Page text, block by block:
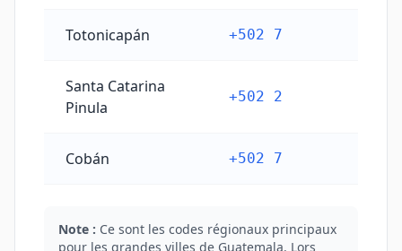
Totonicapán +502 7
Santa Catarina
Pinula
+502 2
Cobán +502 7
Note : Ce sont les codes régionaux principaux
pour les grandes villes de Guatemala. Lors